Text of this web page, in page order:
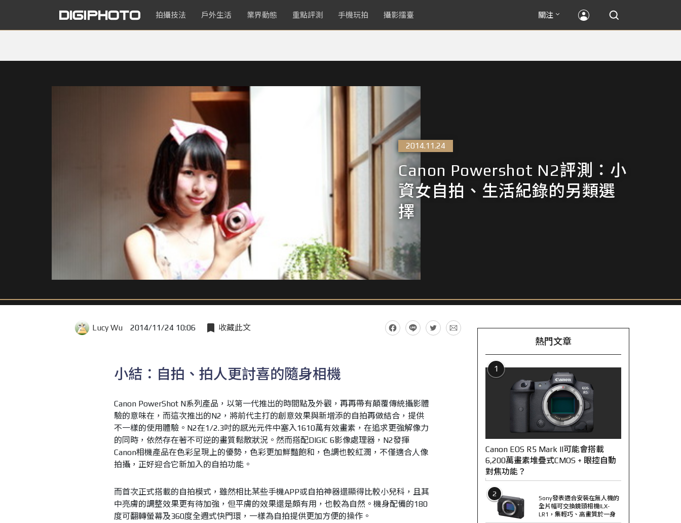
拍攝技法 戶外生活 業界動態 重點評測 手機玩拍 攝影擂臺 關注
2014.11.24
Canon Powershot N2評測：小
資女自拍、生活紀錄的另類選
擇
Lucy Wu 2014/11/24 10:06 收藏此文
小結：自拍、拍人更討喜的隨身相機
Canon PowerShot N系列產品，以第一代推出的時間點及外觀，再再帶有顛覆傳統攝影體
驗的意味在，而這次推出的N2，將前代主打的創意效果與新增添的自拍再做結合，提供
不一樣的使用體驗。N2在1/2.3吋的感光元件中塞入1610萬有效畫素，在追求更強解像力
的同時，依然存在著不可逆的畫質鬆散狀況。然而搭配DIGIC 6影像處理器，N2發揮
Canon相機產品在色彩呈現上的優勢，色彩更加鮮豔飽和，色調也較紅潤，不僅適合人像
拍攝，正好迎合它新加入的自拍功能。
而首次正式搭載的自拍模式，雖然相比某些手機APP或自拍神器還顯得比較小兒科，且其
中亮膚的調整效果更有待加強，但平膚的效果還是頗有用，也較為自然。機身配備的180
度可翻轉螢幕及360度全週式快門環，一樣為自拍提供更加方便的操作。
熱門文章
1
Canon EOS R5 Mark II可能會搭載
6,200萬畫素堆疊式CMOS + 眼控自動
對焦功能？
2
Sony發表適合安裝在無人機的
全片幅可交換鏡頭相機ILX-
LR1，集輕巧、高畫質於一身